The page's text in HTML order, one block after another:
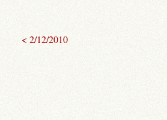
< 2/12/2010